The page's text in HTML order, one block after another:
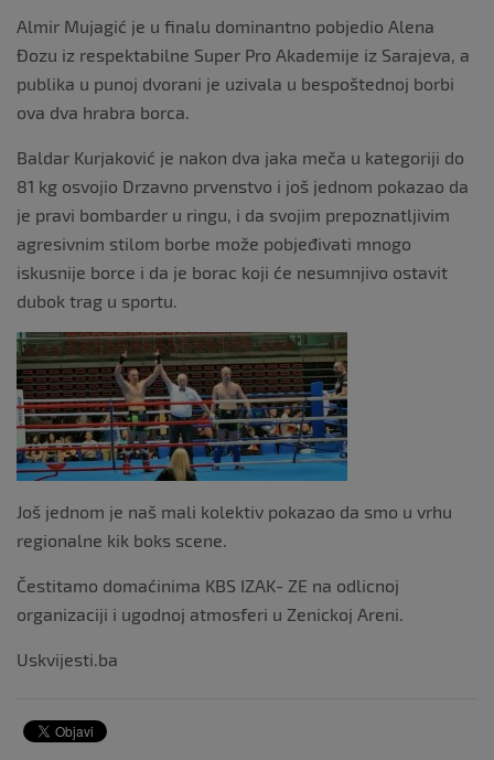
Almir Mujagić je u finalu dominantno pobjedio Alena
Đozu iz respektabilne Super Pro Akademije iz Sarajeva, a
publika u punoj dvorani je uzivala u bespoštednoj borbi
ova dva hrabra borca.
Baldar Kurjaković je nakon dva jaka meča u kategoriji do
81 kg osvojio Drzavno prvenstvo i još jednom pokazao da
je pravi bombarder u ringu, i da svojim prepoznatljivim
agresivnim stilom borbe može pobjeđivati mnogo
iskusnije borce i da je borac koji će nesumnjivo ostavit
dubok trag u sportu.
Još jednom je naš mali kolektiv pokazao da smo u vrhu
regionalne kik boks scene.
Čestitamo domaćinima KBS IZAK- ZE na odlicnoj
organizaciji i ugodnoj atmosferi u Zenickoj Areni.
Uskvijesti.ba